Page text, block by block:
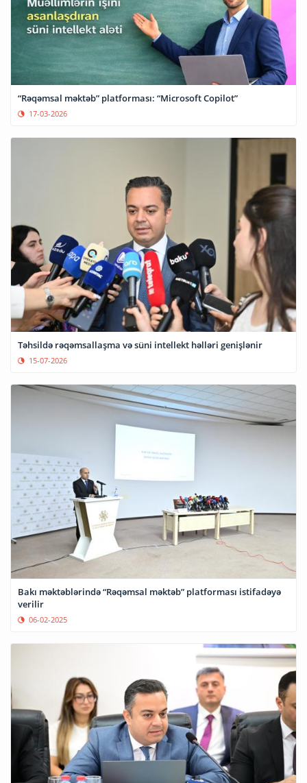
“Rəqəmsal məktəb” platforması: “Microsoft Copilot”
17-03-2026
Təhsildə rəqəmsallaşma və süni intellekt həlləri genişlənir
15-07-2026
Bakı məktəblərində “Rəqəmsal məktəb” platforması istifadəyə
verilir
06-02-2025